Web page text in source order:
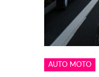
AUTO MOTO